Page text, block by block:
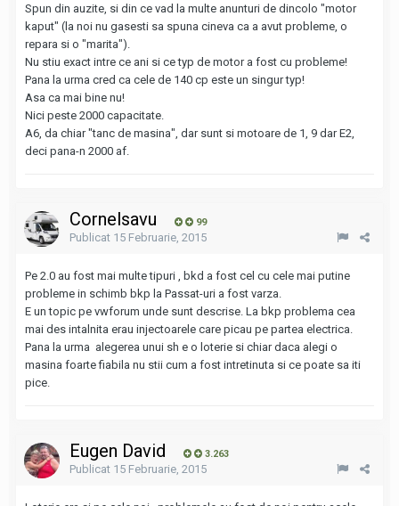
Spun din auzite, si din ce vad la multe anunturi de dincolo "motor
kaput" (la noi nu gasesti sa spuna cineva ca a avut probleme, o
repara si o "marita").
Nu stiu exact intre ce ani si ce typ de motor a fost cu probleme!
Pana la urma cred ca cele de 140 cp este un singur typ!
Asa ca mai bine nu!
Nici peste 2000 capacitate.
A6, da chiar "tanc de masina", dar sunt si motoare de 1, 9 dar E2,
deci pana-n 2000 af.
Cornelsavu 99
Publicat 15 Februarie, 2015
Pe 2.0 au fost mai multe tipuri , bkd a fost cel cu cele mai putine
probleme in schimb bkp la Passat-uri a fost varza.
E un topic pe vwforum unde sunt descrise. La bkp problema cea
mai des intalnita erau injectoarele care picau pe partea electrica.
Pana la urma alegerea unui sh e o loterie si chiar daca alegi o
masina foarte fiabila nu stii cum a fost intretinuta si ce poate sa iti
pice.
Eugen David 3.263
Publicat 15 Februarie, 2015